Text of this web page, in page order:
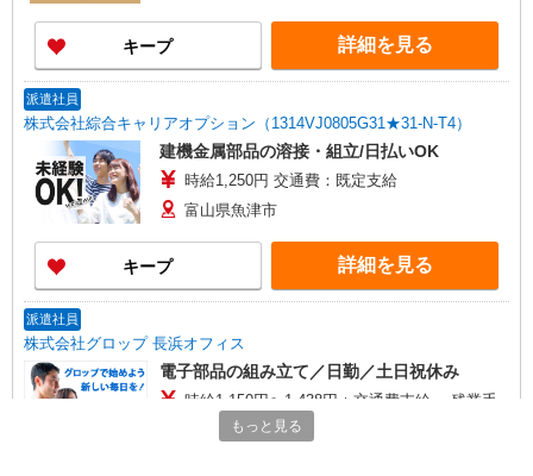
キープ 詳細を見る
派遣社員
株式会社綜合キャリアオプション（1314VJ0805G31★31-N-T4）
建機金属部品の溶接・組立/日払いOK
時給1,250円 交通費：既定支給
富山県魚津市
キープ 詳細を見る
派遣社員
株式会社グロップ 長浜オフィス
電子部品の組み立て／日勤／土日祝休み
時給1,150円〜1,438円＋交通費支給 ・残業手
当、深夜手当：法定基準通り別途支給 ・交通費支
給規定あり ・給与の希望日払い制度 ・退職金制度
もっと見る